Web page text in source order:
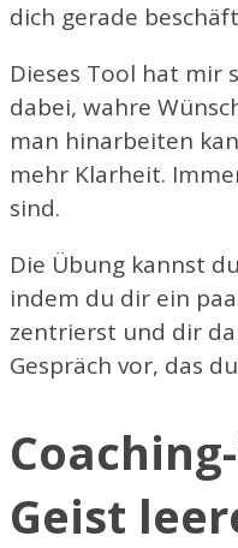
dich gerade
Dieses Tool hat mir
dabei, wahre
man hinarbeiten
mehr Klarheit.
sind.
Die Übung kannst
indem du dir ein
zentrierst und dir
Gespräch vor, das
Geist